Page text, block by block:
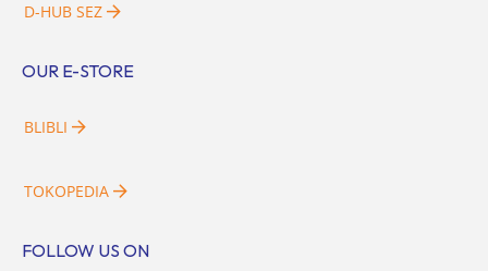
D-HUB SEZ
OUR E-STORE
BLIBLI
TOKOPEDIA
FOLLOW US ON